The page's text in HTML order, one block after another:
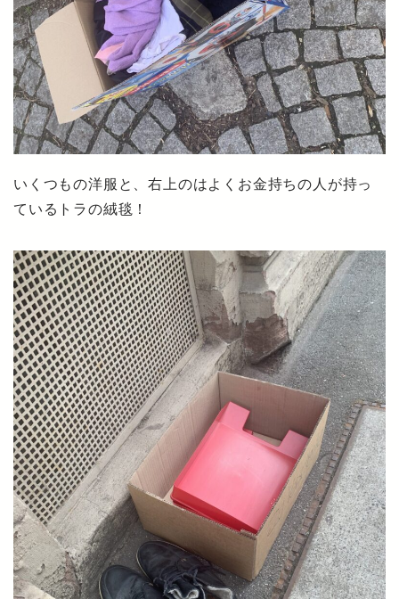
いくつもの洋服と、右上のはよくお金持ちの人が持っ
ているトラの絨毯！